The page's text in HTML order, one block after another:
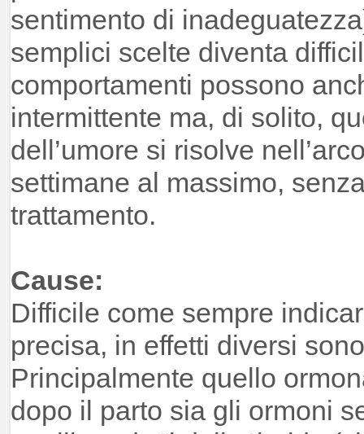
sentimento di
semplici scelte diventa
comportamenti possono
intermittente ma, di solito,
dell’umore si risolve
settimane al massimo,
trattamento.
Cause:
Difficile come sempre
precisa, in effetti diversi
Principalmente quello
dopo il parto sia gli ormoni